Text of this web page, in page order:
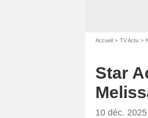
Accueil TV Actu
Star
10 déc.